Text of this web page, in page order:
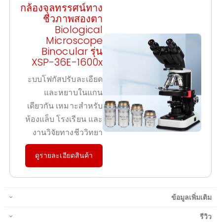
กล้องจุลทรรศน์ทาง
ชีวภาพสองตา
Biological
Microscope
Binocular รุ่น
XSP-36E-1600x
ะบบโฟกัสปรับละเอียด
และหยาบในแกน
เดียวกัน เหมาะสำหรับ
ห้องแล็บ โรงเรียน และ
งานวิจัยทางชีววิทยา
ดูรายละเอียดสินค้า
ข้อมูลเพิ่มเติม
รีวิว